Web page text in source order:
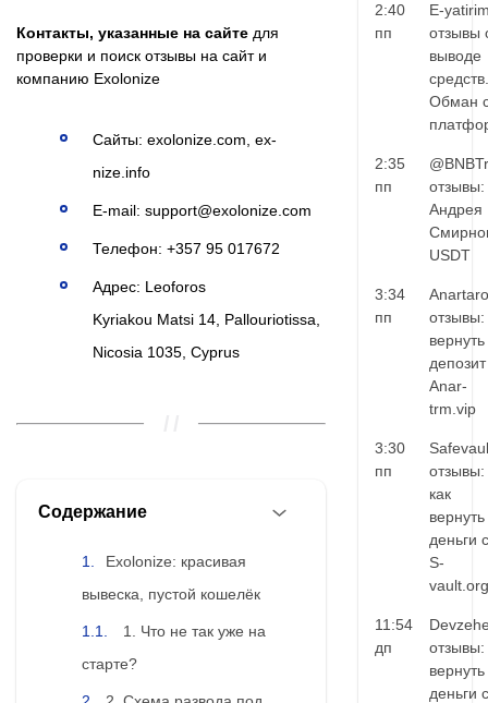
Контакты, указанные на сайте для
проверки и поиск отзывы на сайт и
компанию Exolonize
Сайты: exolonize.com, ex-
nize.info
E‑mail: support@exolonize.com
Телефон: +357 95 017672
Адрес: Leoforos
Kyriakou Matsi 14, Pallouriotissa,
Nicosia 1035, Cyprus
Содержание
Exolonize: красивая
вывеска, пустой кошелёк
1. Что не так уже на
старте?
2:40
пп
E-
отзывы
выводе
средств.
Обман
2:35
пп
Андрея
USDT
3:34
пп
отзывы:
вернуть
Anar-
trm.vip
3:30
пп
отзывы:
как
вернуть
деньги с
S-
vault.org
11:54
дп
отзывы:
вернуть
деньги с